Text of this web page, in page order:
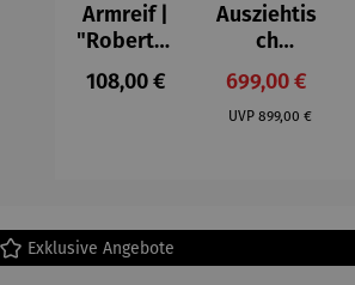
Armreif |
"Roberta"
– Anna
Mütz
Regulärer Preis:
108,00 €
Ausziehtis
ch
Aluminium
– Valor
Verkaufspreis:
699,00 €
UVP Regulärer Preis:
899,00 €
Exklusive Angebote